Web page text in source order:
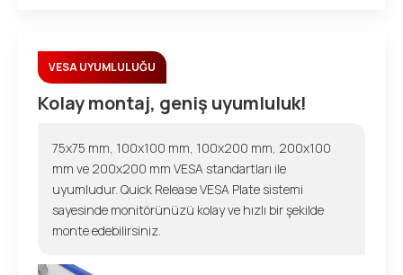
VESA UYUMLULUĞU
Kolay montaj, geniş uyumluluk!
75x75 mm, 100x100 mm, 100x200 mm, 200x100
mm ve 200x200 mm VESA standartları ile
uyumludur. Quick Release VESA Plate sistemi
sayesinde monitörünüzü kolay ve hızlı bir şekilde
monte edebilirsiniz.